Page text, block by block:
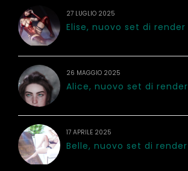
27 LUGLIO 2025
Elise, nuovo set di render
26 MAGGIO 2025
Alice, nuovo set di render
17 APRILE 2025
Belle, nuovo set di render